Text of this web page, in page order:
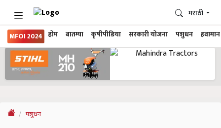
MFOI 2024 होम बातम्या कृषीपीडिया सरकारी योजना पशुधन हवामान
मराठी
पशुधन